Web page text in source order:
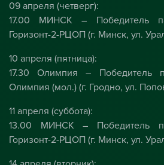
09 апреля (четверг):
17.00 МИНСК – Победитель
Горизонт-2-РЦОП (г. Минск, ул.
10 апреля (пятница):
17.30 Олимпия – Победитель
Олимпия (мол.) (г. Гродно, ул.
11 апреля (суббота):
13.00 МИНСК – Победитель
Горизонт-2-РЦОП (г. Минск, ул.